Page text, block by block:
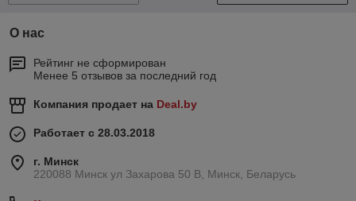
О нас
Рейтинг не сформирован
Менее 5 отзывов за последний год
Компания продает на Deal.by
Работает с 28.03.2018
г. Минск
220088 Минск ул Захарова 50 В, Минск, Беларусь